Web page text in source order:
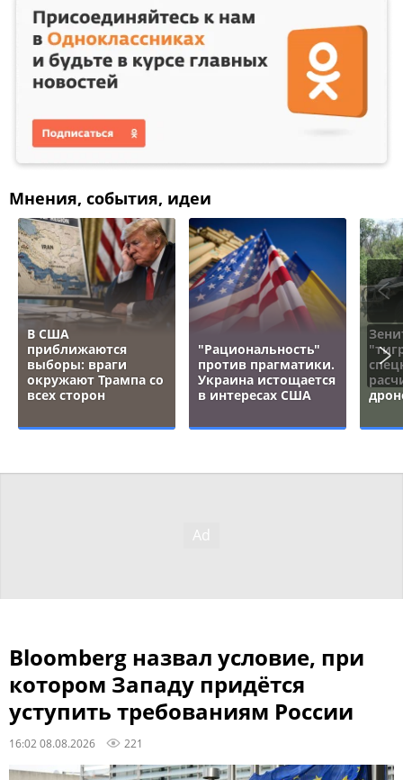
Мнения, события, идеи
В США
приближаются
выборы: враги
окружают Трампа со
всех сторон
"Рациональность"
против прагматики.
Украина истощается
в интересах США
Bloomberg назвал условие, при
котором Западу придётся
уступить требованиям России
16:02 08.08.2026 221